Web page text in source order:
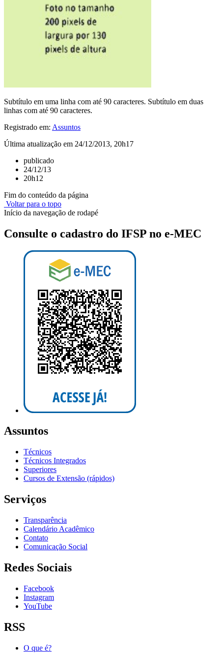
Subtítulo em uma linha com até 90 caracteres. Subtítulo em duas
linhas com até 90 caracteres.
Registrado em: Assuntos
Última atualização em 24/12/2013, 20h17
publicado
24/12/13
20h12
Fim do conteúdo da página
Voltar para o topo
Início da navegação de rodapé
Consulte o cadastro do IFSP no e-MEC
Assuntos
Técnicos
Técnicos Integrados
Superiores
Cursos de Extensão (rápidos)
Serviços
Transparência
Calendário Acadêmico
Contato
Comunicação Social
Redes Sociais
Facebook
Instagram
YouTube
RSS
O que é?